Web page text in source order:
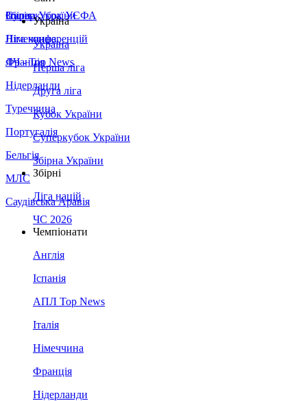
Збірна України
Італія
Німеччина
Франція
Нідерланди
Туреччина
Португалія
Бельгія
МЛС
Саудівська Аравія
Суперкубок УЄФА
Ліга конференцій
ЛЧ - Top News
Україна
Україна
Перша ліга
Друга ліга
Кубок України
Суперкубок України
Збірна України
Збірні
Ліга націй
ЧС 2026
Чемпіонати
Англія
Іспанія
АПЛ Top News
Італія
Німеччина
Франція
Нідерланди